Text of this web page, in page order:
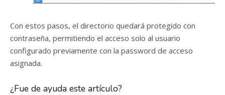
Con estos pasos, el directorio quedará protegido con
contraseña, permitiendo el acceso solo al usuario
configurado previamente con la password de acceso
asignada.
¿Fue de ayuda este artículo?